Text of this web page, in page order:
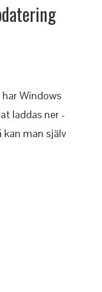
Windows
laddas ner -
kan man själv